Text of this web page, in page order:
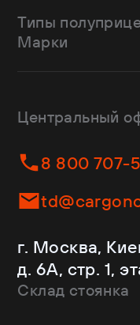
Типы
Шторные
Изотермы
Самосвалы
Ломовозы
С кониками
Марки
Dongfeng
Helfimmer
JAC
Kassbohrer
Krone
Mercedes-Benz
Schmitz
Shacman
Центральный
8 800 707-
г. Москва,
д. 6А, стр. 1,
Склад стоянка